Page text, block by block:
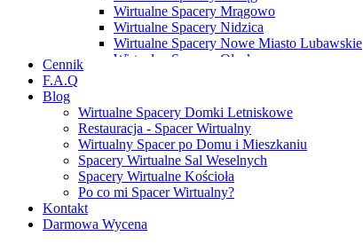
Wirtualne Spacery Mrągowo
Wirtualne Spacery Nidzica
Wirtualne Spacery Nowe Miasto Lubawskie
Wirtualne Spacery Olecko
Wirtualne Spacery Orneta
Wirtualne Spacery Orzysz
Wirtualne Spacery Ostróda
Wirtualne Spacery Pasłęk
Wirtualne Spacery Pasym
Wirtualne Spacery Pieniężno
Wirtualne Spacery Pisz
Wirtualne Spacery Reszel
Wirtualne Spacery Ruciane-Nida
Cennik
F.A.Q
Blog
Wirtualne Spacery Domki Letniskowe
Restauracja - Spacer Wirtualny
Wirtualny Spacer po Domu i Mieszkaniu
Spacery Wirtualne Sal Weselnych
Spacery Wirtualne Kościoła
Po co mi Spacer Wirtualny?
Kontakt
Darmowa Wycena